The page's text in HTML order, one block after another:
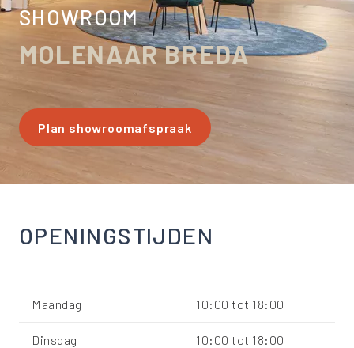
SHOWROOM
MOLENAAR BREDA
Plan showroomafspraak
OPENINGSTIJDEN
Maandag 10:00 tot 18:00
Dinsdag 10:00 tot 18:00